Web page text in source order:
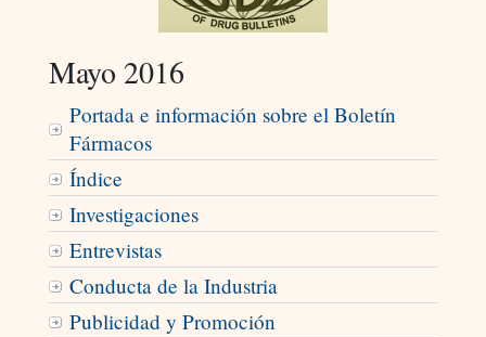
Mayo 2016
Portada e información sobre el Boletín
Fármacos
Índice
Investigaciones
Entrevistas
Conducta de la Industria
Publicidad y Promoción